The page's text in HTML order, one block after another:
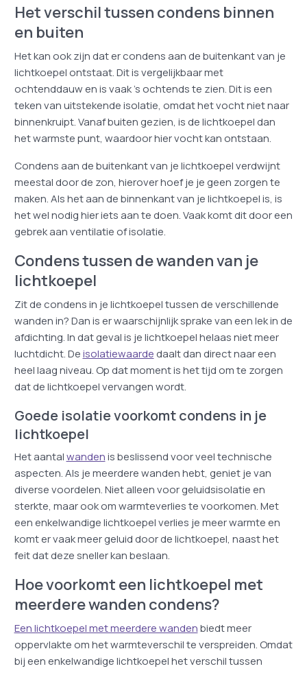
Het verschil tussen condens binnen
en buiten
Het kan ook zijn dat er condens aan de buitenkant van je
lichtkoepel ontstaat. Dit is vergelijkbaar met
ochtenddauw en is vaak ’s ochtends te zien. Dit is een
teken van uitstekende isolatie, omdat het vocht niet naar
binnenkruipt. Vanaf buiten gezien, is de lichtkoepel dan
het warmste punt, waardoor hier vocht kan ontstaan.
Condens aan de buitenkant van je lichtkoepel verdwijnt
meestal door de zon, hierover hoef je je geen zorgen te
maken. Als het aan de binnenkant van je lichtkoepel is, is
het wel nodig hier iets aan te doen. Vaak komt dit door een
gebrek aan ventilatie of isolatie.
Condens tussen de wanden van je
lichtkoepel
Zit de condens in je lichtkoepel tussen de verschillende
wanden in? Dan is er waarschijnlijk sprake van een lek in de
afdichting. In dat geval is je lichtkoepel helaas niet meer
luchtdicht. Deisolatiewaarde daalt dan direct naar een
heel laag niveau. Op dat moment is het tijd om te zorgen
dat de lichtkoepel vervangen wordt.
Goede isolatie voorkomt condens in je
lichtkoepel
Het aantalwandenis beslissend voor veel technische
aspecten. Als je meerdere wanden hebt, geniet je van
diverse voordelen. Niet alleen voor geluidsisolatie en
sterkte, maar ook om warmteverlies te voorkomen. Met
een enkelwandige lichtkoepel verlies je meer warmte en
komt er vaak meer geluid door de lichtkoepel, naast het
feit dat deze sneller kan beslaan.
Hoe voorkomt een lichtkoepel met
meerdere wanden condens?
Een lichtkoepel met meerdere wandenbiedt meer
oppervlakte om het warmteverschil te verspreiden. Omdat
bij een enkelwandige lichtkoepel het verschil tussen